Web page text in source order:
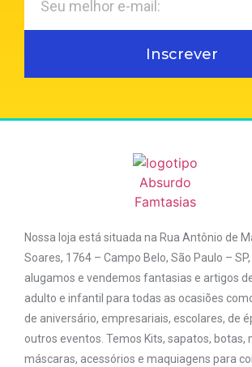
Inscrever
Nossa loja está situada na Rua Antônio de
Soares, 1764 – Campo Belo, São Paulo –
alugamos e vendemos fantasias e artigos
adulto e infantil para todas as ocasiões
de aniversário, empresariais, escolares, de
outros eventos. Temos Kits, sapatos, botas,
máscaras, acessórios e maquiagens para